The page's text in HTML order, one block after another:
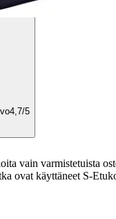
4,7/5
vain varmistetuista
ovat käyttäneet S-